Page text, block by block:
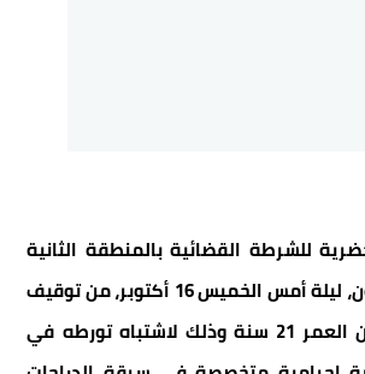
للشرطة القضائية بالمنطقة الثانية
للأمن بمدينة العيون، ليلة أمس الخميس 16 أكتوبر، من توقيف
شخص رابع يبلغ من العمر 21 سنة وذلك لاشتباه تورطه في